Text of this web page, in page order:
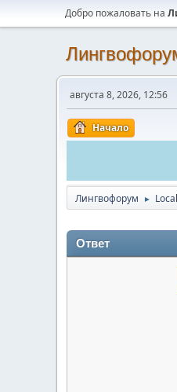
Добро пожаловать на
августа 8, 2026, 12:56
Начало
Лингвофорум ►
Ответ